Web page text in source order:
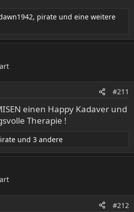
, pirate und eine weitere
#211
einen Happy Kadaver und
Therapie !
und 3 andere
#212